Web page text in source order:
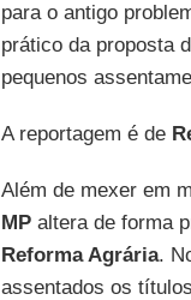
para o antigo
prático da proposta
pequenos
A reportagem é de
Além de mexer em
MPaltera de forma
Reforma Agrária.
assentados os